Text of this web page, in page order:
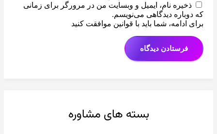
ذخیره نام، ایمیل و وبسایت من در مرورگر برای زمانی
که دوباره دیدگاهی می‌نویسم.
برای ادامه، شما باید با قوانین موافقت کنید
فرستادن دیدگاه
بسته های مشاوره